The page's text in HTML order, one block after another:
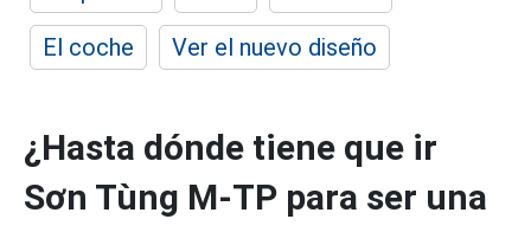
El coche
Ver el nuevo diseño
¿Hasta dónde tiene que ir
Sơn Tùng M-TP para ser una